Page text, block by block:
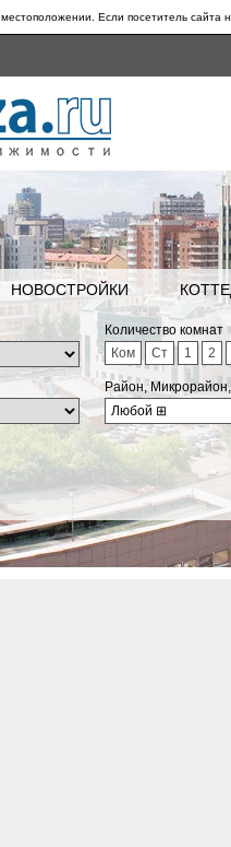
Если посетитель сайта
НОВОСТРОЙКИ
Количество комнат
Ком
Ст 1 2
Район,
Любой ⊞